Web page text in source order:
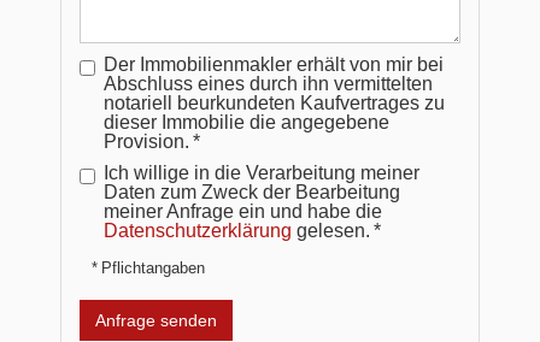
Der Immobilienmakler erhält von mir bei
Abschluss eines durch ihn vermittelten
notariell beurkundeten Kaufvertrages zu
dieser Immobilie die angegebene
Provision. *
Ich willige in die Verarbeitung meiner
Daten zum Zweck der Bearbeitung
meiner Anfrage ein und habe die
Datenschutzerklärung gelesen. *
* Pflichtangaben
Anfrage senden